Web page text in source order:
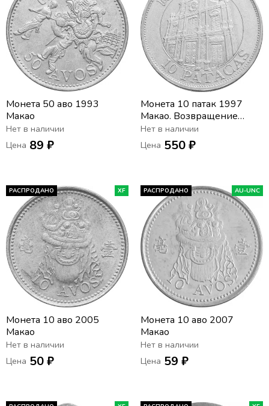
Монета 50 аво 1993
Макао
Нет в наличии
Цена 89 ₽
Монета 10 патак 1997
Макао. Возвращение
Макао Китаю
Нет в наличии
Цена 550 ₽
РАСПРОДАНО XF
Монета 10 аво 2005
Макао
Нет в наличии
Цена 50 ₽
РАСПРОДАНО AU-UNC
Монета 10 аво 2007
Макао
Нет в наличии
Цена 59 ₽